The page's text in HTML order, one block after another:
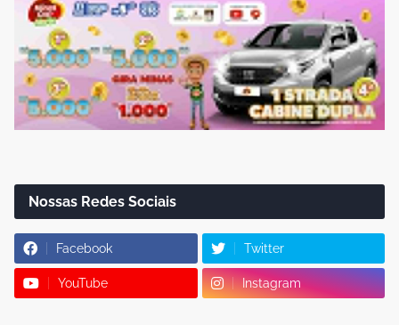
Nossas Redes Sociais
Facebook Twitter
YouTube Instagram